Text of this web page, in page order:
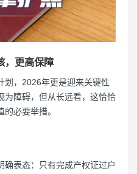
，更高保障
划，2026年更是迎来关键性
为障碍，但从长远看，这恰恰
必要举措。
确表态：只有完成产权证过户